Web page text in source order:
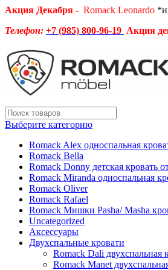
Акция Декабря - Romack Leonardo
Телефон: +7 (985) 800-96-19 Акция
Выберите категорию
Romack Alex односпальная
Romack Bella
Romack Donny детская кровать
Romack Miranda односпальная
Romack Oliver
Romack Rafael
Romack Мишки Pasha/ Masha
Uncategorized
Аксессуары
Двухспальные кровати
Romack Dali двухспальная
Romack Manet